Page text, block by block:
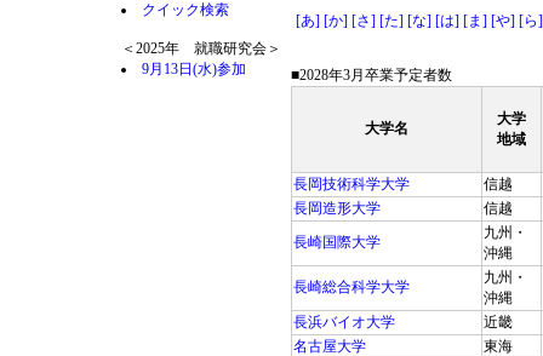
クイック検索
＜2025年 就職研究会＞
9月13日(水)参加
[あ] [か] [さ] [た] [な] [は] [ま] [や] [ら]
■2028年3月卒業予定者数
大学名
大学
地域
長岡技術科学大学
信越
長岡造形大学
信越
長崎国際大学
九州・
沖縄
長崎総合科学大学
九州・
沖縄
長浜バイオ大学
近畿
名古屋大学
東海